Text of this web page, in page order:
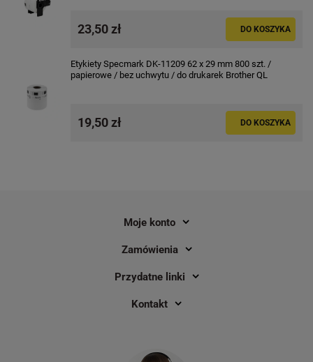
369,00 zł
23,50 zł DO KOSZYKA
Etykiety Specmark DK-11209 62 x 29 mm 800 szt. /
papierowe / bez uchwytu / do drukarek Brother QL
19,50 zł DO KOSZYKA
Moje konto
Zamówienia
Przydatne linki
Kontakt